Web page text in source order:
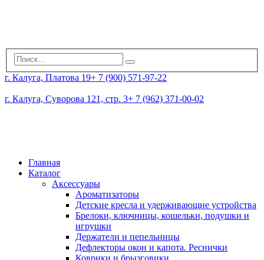
г. Калуга, Платова 19+ 7 (900) 571-97-22
г. Калуга, Суворова 121, стр. 3+ 7 (962) 371-00-02
Главная
Каталог
Аксессуары
Ароматизаторы
Детские кресла и удерживающие устройства
Брелоки, ключницы, кошельки, подушки и
игрушки
Держатели и пепельницы
Дефлекторы окон и капота. Реснички
Коврики и брызговики